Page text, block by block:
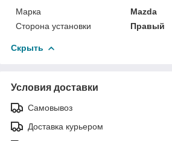
Марка
Mazda
Сторона установки
Правый
Скрыть
Условия доставки
Самовывоз
Доставка курьером